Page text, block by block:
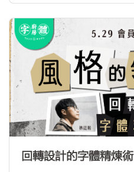
回轉設計的字體精煉術